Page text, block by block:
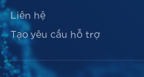
Liên hệ
Tạo yêu cầu hỗ trợ